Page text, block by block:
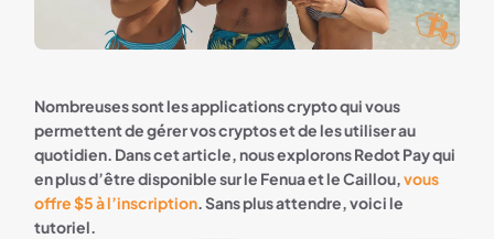
Nombreuses sont les applications crypto qui vous
permettent de gérer vos cryptos et de les utiliser au
quotidien. Dans cet article, nous explorons Redot Pay qui
en plus d’être disponible sur le Fenua et le Caillou,vous
offre $5 à l’inscription. Sans plus attendre, voici le
tutoriel.